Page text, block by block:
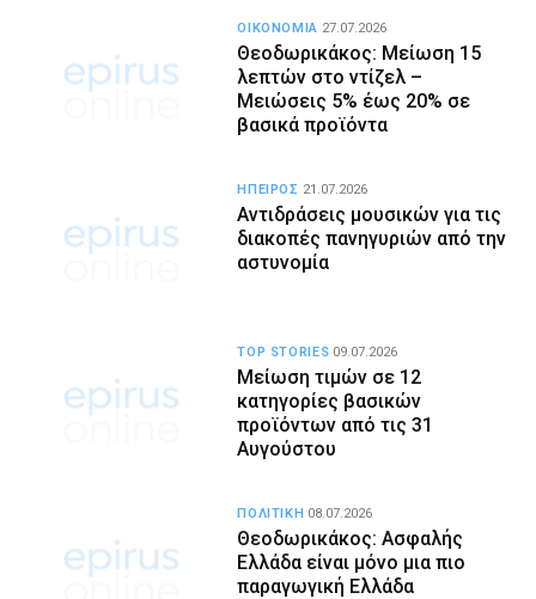
Θεοδωρικάκος: Μείωση 15
λεπτών στο ντίζελ –
Μειώσεις 5% έως 20% σε
βασικά προϊόντα
ΟΙΚΟΝΟΜΙΑ 27.07.2026
Αντιδράσεις μουσικών για τις
διακοπές πανηγυριών από την
αστυνομία
ΗΠΕΙΡΟΣ 21.07.2026
Μείωση τιμών σε 12
κατηγορίες βασικών
προϊόντων από τις 31
Αυγούστου
TOP STORIES 09.07.2026
Θεοδωρικάκος: Ασφαλής
Ελλάδα είναι μόνο μια πιο
παραγωγική Ελλάδα
ΠΟΛΙΤΙΚΗ 08.07.2026